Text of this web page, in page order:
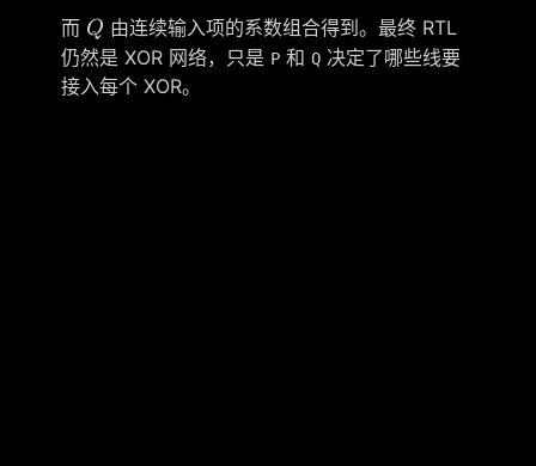
而 Q
Q 由连续输入项的系数组合得到。最终 RTL
仍然是 XOR 网络，只是 P和 Q决定了哪些线要
接入每个 XOR。